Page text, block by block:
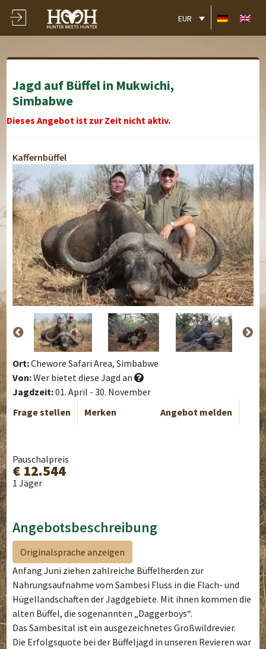
EUR
Jagd auf Büffel in Mukwichi,
Simbabwe
Dieses Angebot ist zur Zeit nicht aktiv.
Kaffernbüffel
Ort:Chewore Safari Area, Simbabwe
Von:Wer bietet diese Jagd an
Jagdzeit:01. April - 30. November
Frage stellen
Merken Angebot melden
Pauschalpreis
€ 12.544
1 Jäger
Angebotsbeschreibung
Originalsprache anzeigen
Anfang Juni ziehen zahlreiche Büffelherden zur
Nahrungsaufnahme vom Sambesi Fluss in die Flach- und
Hügellandschaften der Jagdgebiete. Mit ihnen kommen die
alten Büffel, die sogenannten „Daggerboys“.
Das Sambesital ist ein ausgezeichnetes Großwildrevier.
Die Erfolgsquote bei der Büffeljagd in unseren Revieren war